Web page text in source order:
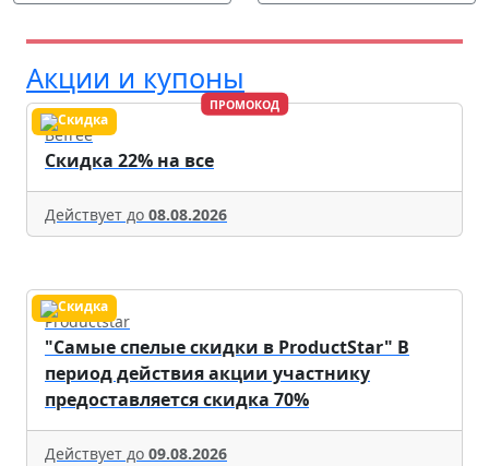
Акции и купоны
ПРОМОКОД
Befree
Скидка 22% на все
Действует до 08.08.2026
Productstar
"Самые спелые скидки в ProductStar" В
период действия акции участнику
предоставляется скидка 70%
Действует до 09.08.2026